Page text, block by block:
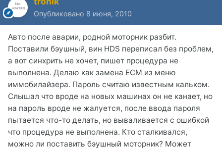
Опубликовано 8 июня, 2010
Авто после аварии, родной моторник разбит.
Поставили бэушный, вин HDS переписал без проблем,
а вот синхрить не хочет, пишет процедура не
выполнена. Делаю как замена ECM из меню
иммобилайзера. Пароль считаю известным кальком.
Слышал что вроде на новых машинах он не канает, но
на пароль вроде не жалуется, после ввода пароля
пытается что-то делать, но вываливается с ошибкой
что процедура не выполнена. Кто сталкивался,
можно ли поставить бэушный моторник? Может